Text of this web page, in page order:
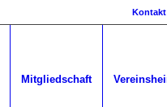
Kontakt
Mitgliedschaft